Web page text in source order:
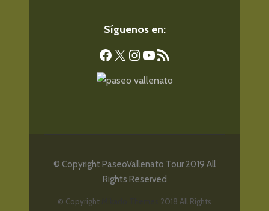
Síguenos en:
Facebook
X Instagram
YouTube
Feed RSS
© Copyright PaseoVallenato Tour 2019 All
Rights Reserved
© Copyright 2018 All Rights